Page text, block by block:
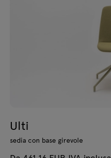
Ulti
sedia con base girevole